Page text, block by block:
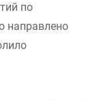
по
направлено